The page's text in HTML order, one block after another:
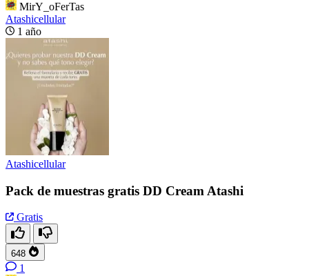
MirY_oFerTas
Atashicellular
1 año
Atashicellular
Pack de muestras gratis DD Cream Atashi
Gratis
648
1